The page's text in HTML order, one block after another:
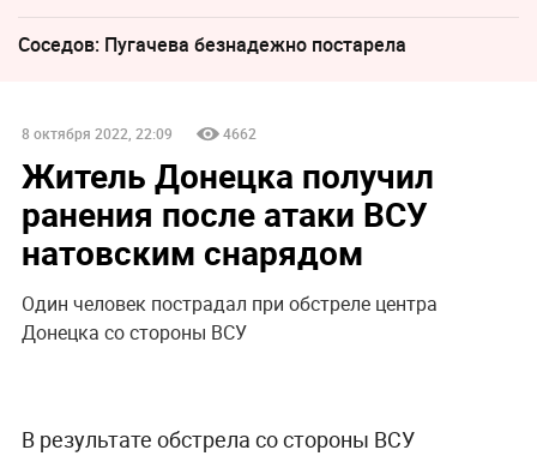
Соседов: Пугачева безнадежно постарела
8 октября 2022, 22:09 4662
Житель Донецка получил
ранения после атаки ВСУ
натовским снарядом
Один человек пострадал при обстреле центра
Донецка со стороны ВСУ
В результате обстрела со стороны ВСУ